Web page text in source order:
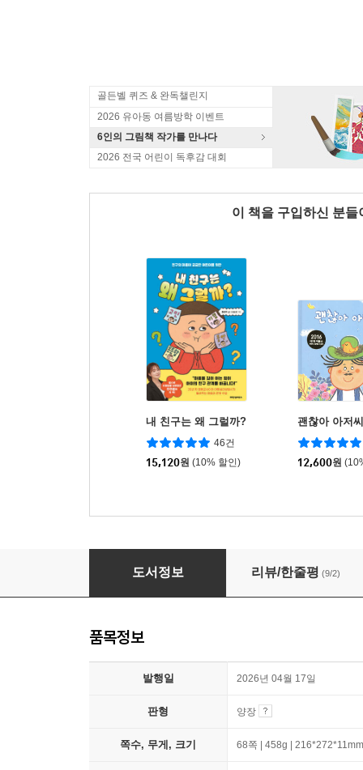
골든벨 퀴즈 & 완독챌린지
2026 유아동 여름방학 이벤트
6인의 그림책 작가를 만나다
2026 전국 어린이 독후감 대회
이 책을 구입하신 분
내 친구는 왜 그럴까?
46건
15,120원 (10% 할인)
괜찮아 아저씨
12,600원
내 이름은 마리모
도서정보 리뷰/한줄평 (9/2)
품목정보
발행일 2026년 04월 17일
판형 양장
쪽수, 무게, 크기 68쪽 | 458g | 216*272*11mm